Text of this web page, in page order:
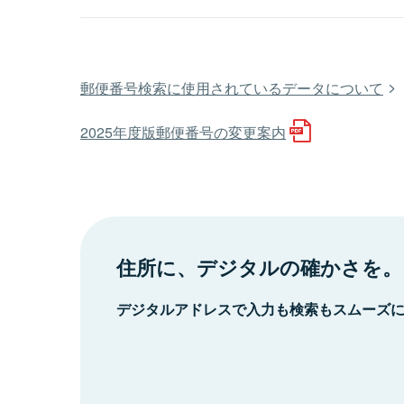
郵便番号検索に使用されているデータについて
2025年度版郵便番号の変更案内
住所に、デジタルの確かさを。
デジタルアドレスで入力も検索もスムーズ